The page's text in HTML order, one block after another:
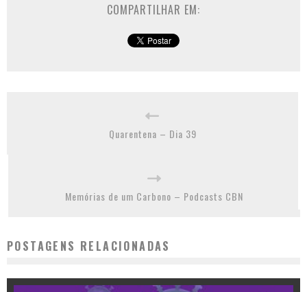
COMPARTILHAR EM:
Quarentena – Dia 39
Memórias de um Carbono – Podcasts CBN
POSTAGENS RELACIONADAS